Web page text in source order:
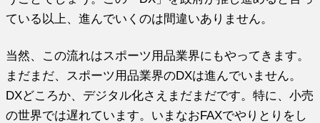
ている以上、進んでいくのは間違いありません。
当然、この流れはスポーツ用品業界にもやってきます。
まだまだ、スポーツ用品業界のDXは進んでいません。
DXどころか、デジタル化さえまだまだです。特に、小売
の世界では遅れています。いまなおFAXでやりとりをし